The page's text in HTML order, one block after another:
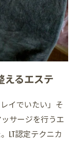
えるエステ
イでいたい」そ
サージを行うエ
LT認定テクニカ